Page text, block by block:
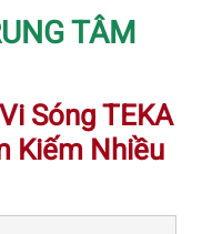
TÂM
Sóng TEKA
Kiếm Nhiều